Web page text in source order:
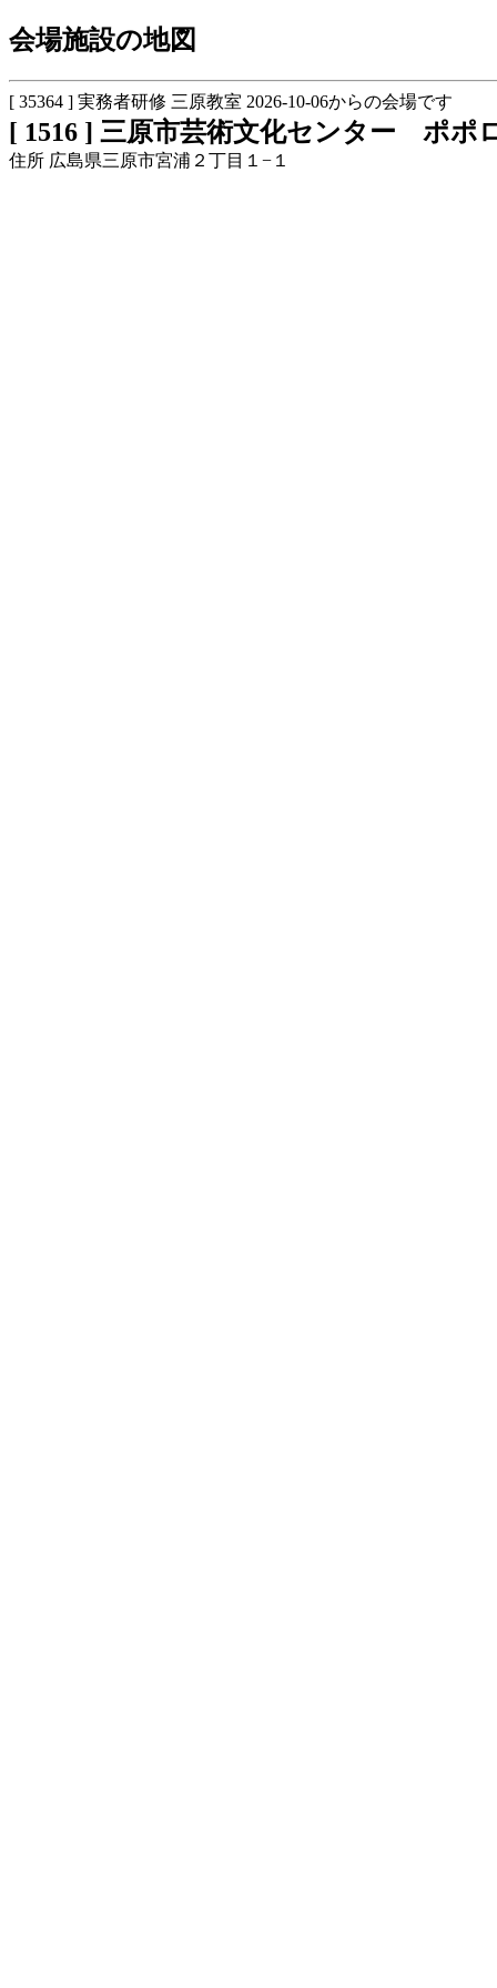
会場施設の地図
[ 35364 ] 実務者研修 三原教室 2026-10-06からの会場です
[ 1516 ] 三原市芸術文化センター ポポ
住所 広島県三原市宮浦２丁目１−１